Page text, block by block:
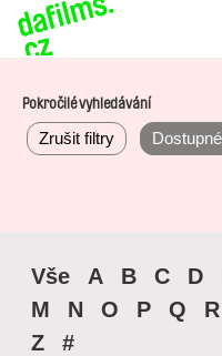
Pokročilé vyhledávání
Zrušit filtry
Vše A B C D
M
N O P Q R
Z
#